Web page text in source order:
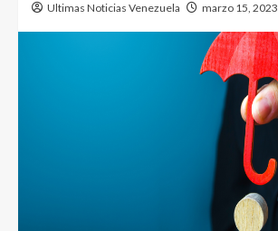
Ultimas Noticias Venezuela marzo 15, 2023